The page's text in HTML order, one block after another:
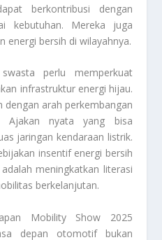
berkontribusi dengan
kebutuhan. Mereka juga
energi bersih di wilayahnya.
perlu memperkuat
infrastruktur energi hijau.
dengan arah perkembangan
Ajakan nyata yang bisa
jaringan kendaraan listrik.
insentif energi bersih
meningkatkan literasi
berkelanjutan.
Mobility Show 2025
depan otomotif bukan